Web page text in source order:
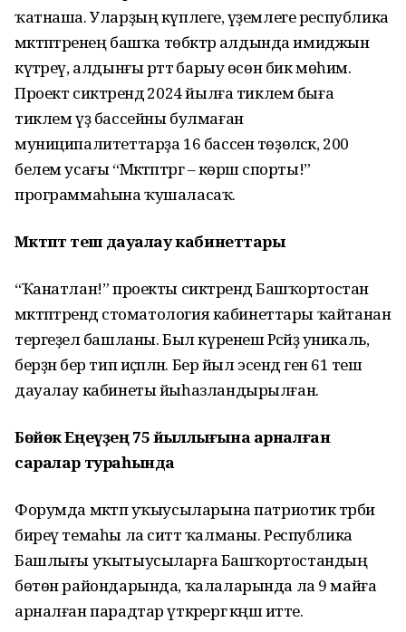
ҡатнаша. Уларҙың күплеге, әүҙемлеге республика
мәктәптәренең башҡа төбәктәр алдында имиджын
күтәреү, алдынғы рәттә барыу өсөн бик мөһим.
Проект сиктәрендә 2024 йылға тиклем быға
тиклем үҙ бассейны булмаған
муниципалитеттарҙа 16 бассен төҙөләсәк, 200
белем усағы “Мәктәптәргә – көрәш спорты!”
программаһына ҡушаласаҡ.
Мәктәптә теш дауалау кабинеттары
“Ҡанатлан!” проекты сиктәрендә Башҡортостан
мәктәптәрендә стоматология кабинеттары ҡайтанан
тергеҙелә башланы. Был күренеш Рәсәйҙә уникаль,
берҙән бер тип иҫәпләнә. Бер йыл эсендә генә 61 теш
дауалау кабинеты йыһазландырылған.
Бөйөк Еңеүҙең 75 йыллығына арналған
саралар тураһында
Форумда мәктәп уҡыусыларына патриотик тәрбиә
биреү темаһы ла ситтә ҡалманы. Республика
Башлығы уҡытыусыларға Башҡортостандың
бөтөн райондарында, ҡалаларында ла 9 майға
арналған парадтар үткәрергә кәңәш итте.